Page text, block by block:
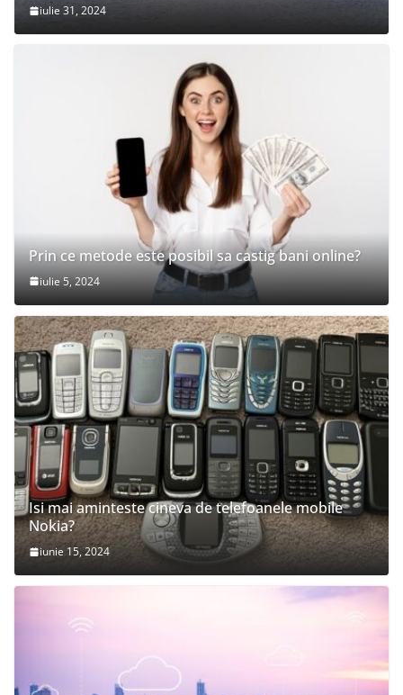
iulie 31, 2024
Prin ce metode este posibil sa castig bani online?
iulie 5, 2024
Isi mai aminteste cineva de telefoanele mobile
Nokia?
iunie 15, 2024